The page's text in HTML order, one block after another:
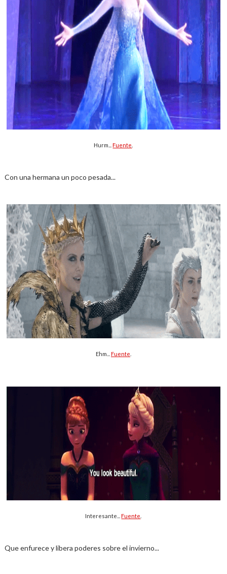
Hurm...Fuente
Con una hermana un poco pesada...
Ehm... Fuente
Interesante...Fuente
Que enfurece y libera poderes sobre el invierno...